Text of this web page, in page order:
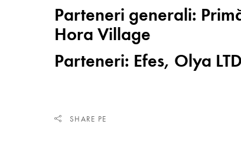
Parteneri generali:
Hora Village
Parteneri: Efes, Olya
SHARE PE